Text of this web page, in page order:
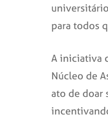
para todos
A iniciativa
Núcleo de
ato de doar